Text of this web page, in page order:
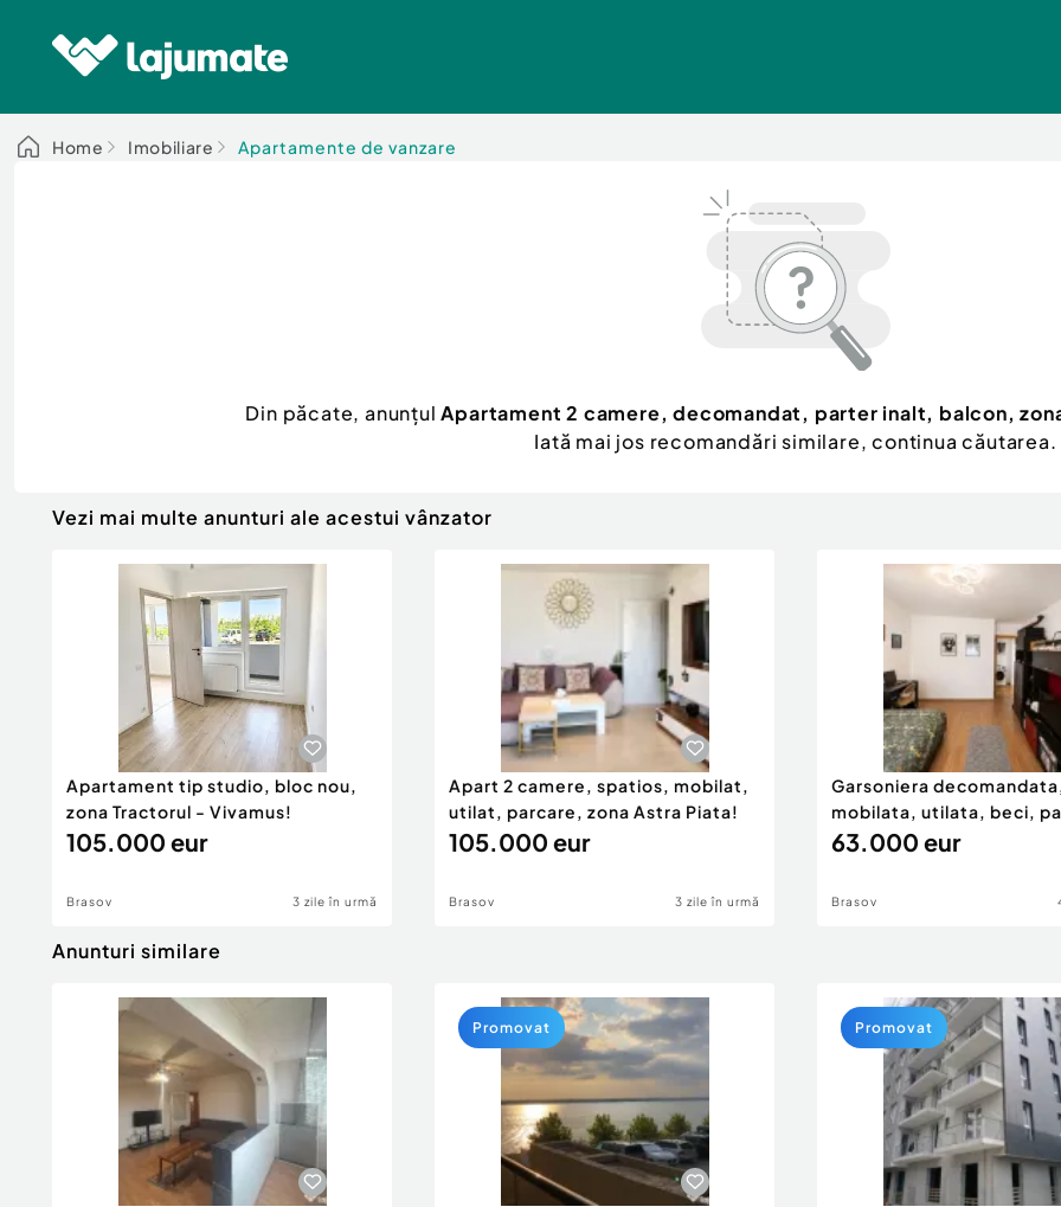
Home Imobiliare Apartamente de vanzare
Din păcate, anunțulApartament 2 camere, decomandat, parter inalt, balcon,
Iată mai jos recomandări similare, continua căutarea.
Vezi mai multe anunturi ale acestui vânzator
Apartament tip studio, bloc nou,
zona Tractorul - Vivamus!
105.000 eur
Brasov 3 zile în urmă
Apart 2 camere, spatios, mobilat,
utilat, parcare, zona Astra Piata!
105.000 eur
Brasov 3 zile în urmă
Garsoniera
mobilata, utilata, beci,
Tractorul!
63.000 eur
Brasov
Anunturi similare
Promovat Promovat